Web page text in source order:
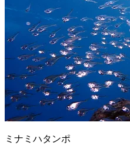
ミナミハタンポ